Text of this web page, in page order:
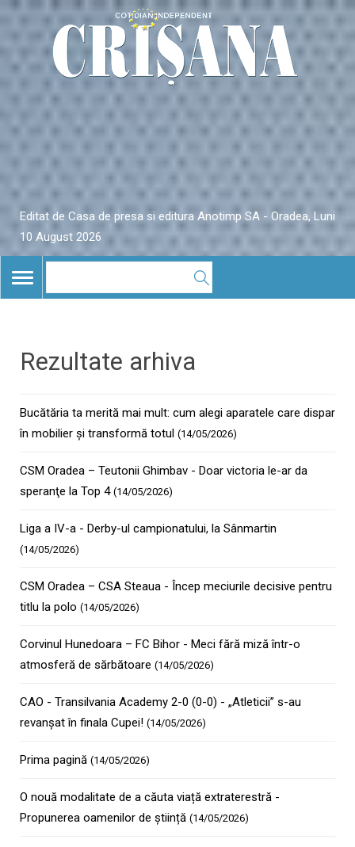
Editat de Casa de presa si editura Anotimp SA - Oradea, Luni
10 August 2026
TOGGLE
NAVIGATION
Rezultate arhiva
Bucătăria ta merită mai mult: cum alegi aparatele care dispar
în mobilier și transformă totul (14/05/2026)
CSM Oradea – Teutonii Ghimbav - Doar victoria le-ar da
speranţe la Top 4 (14/05/2026)
Liga a IV-a - Derby-ul campionatului, la Sânmartin
(14/05/2026)
CSM Oradea – CSA Steaua - Încep meciurile decisive pentru
titlu la polo (14/05/2026)
Corvinul Hunedoara – FC Bihor - Meci fără miză într-o
atmosferă de sărbătoare (14/05/2026)
CAO - Transilvania Academy 2-0 (0-0) - „Atleticii” s-au
revanșat în finala Cupei! (14/05/2026)
Prima pagină (14/05/2026)
O nouă modalitate de a căuta viață extraterestră -
Propunerea oamenilor de știință (14/05/2026)